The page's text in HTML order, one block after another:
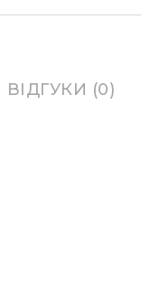
ВІДГУКИ (0)